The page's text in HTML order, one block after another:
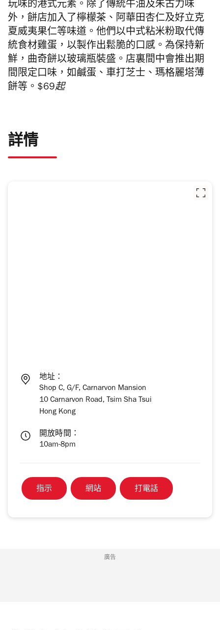
玩味的港式元素。除了傳統牛油及朱古力味
外，餅店加入了檸檬茶、阿華田杏仁及好立克
夏威夷果仁等味道。他們以中式粘米粉取代傳
統食材雞蛋，以製作出鬆脆的口感。為保持新
鮮，曲奇餅以玻璃瓶裝盛。店裏間中會推出期
間限定口味，如鹹蛋、車打芝士、瑪格麗塔薄
餅等。 $69起
詳情
地址：
Shop C, G/F, Carnarvon Mansion
10 Carnarvon Road, Tsim Sha Tsui
Hong Kong
開放時間：
10am-8pm
指示 網站 打電話
廣告